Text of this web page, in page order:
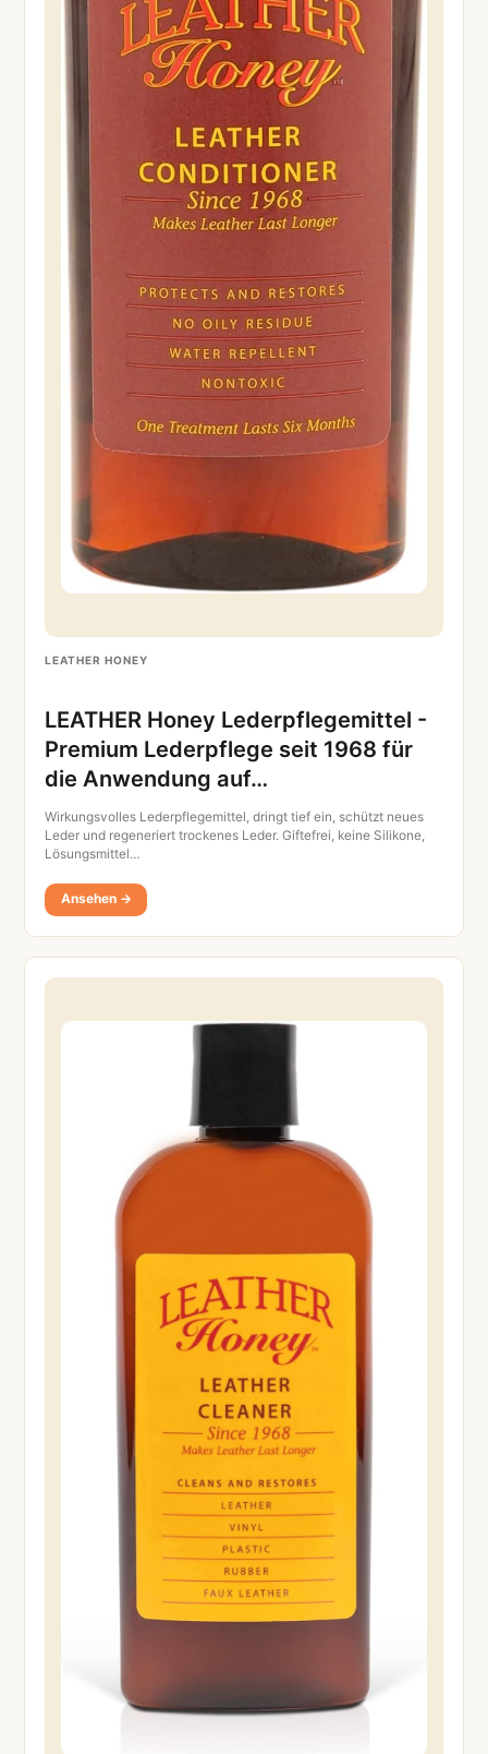
LEATHER HONEY
LEATHER Honey Lederpflegemittel -
Premium Lederpflege seit 1968 für
die Anwendung auf…
Wirkungsvolles Lederpflegemittel, dringt tief ein, schützt neues
Leder und regeneriert trockenes Leder. Giftefrei, keine Silikone,
Lösungsmittel…
Ansehen →